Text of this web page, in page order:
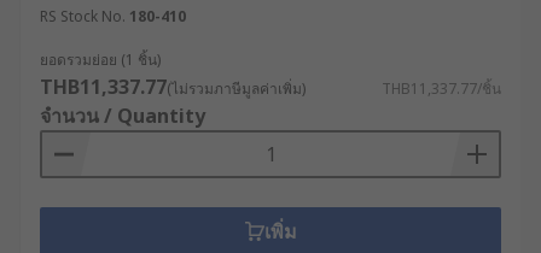
เน็ตเวิร์กสวิตซ์คืออะไร ?
เน็ตเวิร์กสวิตซ์ (Network Switch) คืออุปกรณ์เครือ
ข่ายยุคใหม่ที่ทำหน้าที่เป็นศูนย์กลางในการเชื่อมต่อ
ปกรณ์คอมพิวเตอร์และอุปกรณ์เครือข่าย
ชนิดเข้าด้วยกันภายในเครือข่ายท้องถิ่น ความโดดเด่น
ของอุปกรณ์นี้คือ "ความฉลาด" ในการจัดการเส้นทาง
ข้อมูล เน็ตเวิร์กสวิตซ์ทำงานโดยการเรียนรู้และจัดเก็บ
RS Stock No. 180-410
ยอดรวมย่อย (1 ชิ้น)
THB11,337.77(ไม่รวมภาษีมูลค่าเพิ่ม) THB11,337.77/ชิ้น
จำนวน / Quantity
เพิ่ม